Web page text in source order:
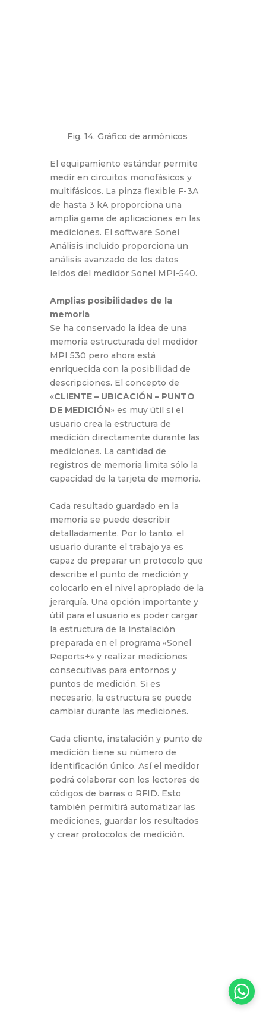
Fig. 14. Gráfico de armónicos
El equipamiento estándar permite
medir en circuitos monofásicos y
multifásicos. La pinza flexible F-3A
de hasta 3 kA proporciona una
amplia gama de aplicaciones en las
mediciones. El software Sonel
Análisis incluido proporciona un
análisis avanzado de los datos
leídos del medidor Sonel MPI-540.
Amplias posibilidades de la
memoria
Se ha conservado la idea de una
memoria estructurada del medidor
MPI 530 pero ahora está
enriquecida con la posibilidad de
descripciones. El concepto de
«CLIENTE – UBICACIÓN – PUNTO
DE MEDICIÓN» es muy útil si el
usuario crea la estructura de
medición directamente durante las
mediciones. La cantidad de
registros de memoria limita sólo la
capacidad de la tarjeta de memoria.
Cada resultado guardado en la
memoria se puede describir
detalladamente. Por lo tanto, el
usuario durante el trabajo ya es
capaz de preparar un protocolo que
describe el punto de medición y
colocarlo en el nivel apropiado de la
jerarquía. Una opción importante y
útil para el usuario es poder cargar
la estructura de la instalación
preparada en el programa «Sonel
Reports+» y realizar mediciones
consecutivas para entornos y
puntos de medición. Si es
necesario, la estructura se puede
cambiar durante las mediciones.
Cada cliente, instalación y punto de
medición tiene su número de
identificación único. Así el medidor
podrá colaborar con los lectores de
códigos de barras o RFID. Esto
también permitirá automatizar las
mediciones, guardar los resultados
y crear protocolos de medición.